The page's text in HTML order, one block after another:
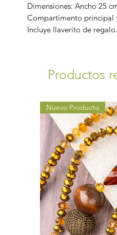
Dimensiones: Ancho 25
Compartimento principal
Incluye llaverito de regalo.
Productos
Nuevo Producto